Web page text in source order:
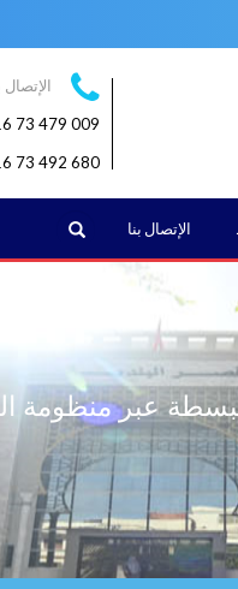
الإتصال
009 479 73 216
680 492 73 216
عبر منظومة
الإتصال بنا البحث